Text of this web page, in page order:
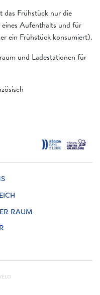
das Frühstück nur die
Aufenthalts und für
ein Frühstück konsumiert).
und Ladestationen für
RAUM